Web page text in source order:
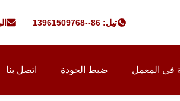
تيل: 86--13961509768
في المعمل ضبط الجودة اتصل بنا